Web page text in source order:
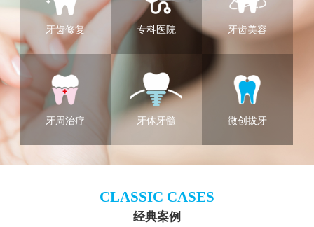
牙齿修复 专科医院 牙齿美容
牙周治疗 牙体牙髓 微创拔牙
CLASSIC CASES
经典案例